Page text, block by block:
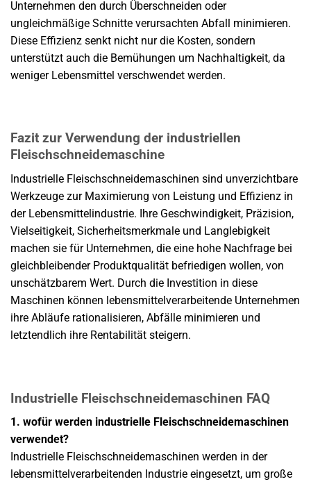
Unternehmen den durch Überschneiden oder
ungleichmäßige Schnitte verursachten Abfall minimieren.
Diese Effizienz senkt nicht nur die Kosten, sondern
unterstützt auch die Bemühungen um Nachhaltigkeit, da
weniger Lebensmittel verschwendet werden.
Fazit zur Verwendung der industriellen
Fleischschneidemaschine
Industrielle Fleischschneidemaschinen sind unverzichtbare
Werkzeuge zur Maximierung von Leistung und Effizienz in
der Lebensmittelindustrie. Ihre Geschwindigkeit, Präzision,
Vielseitigkeit, Sicherheitsmerkmale und Langlebigkeit
machen sie für Unternehmen, die eine hohe Nachfrage bei
gleichbleibender Produktqualität befriedigen wollen, von
unschätzbarem Wert. Durch die Investition in diese
Maschinen können lebensmittelverarbeitende Unternehmen
ihre Abläufe rationalisieren, Abfälle minimieren und
letztendlich ihre Rentabilität steigern.
Industrielle Fleischschneidemaschinen FAQ
1. wofür werden industrielle Fleischschneidemaschinen
verwendet?
Industrielle Fleischschneidemaschinen werden in der
lebensmittelverarbeitenden Industrie eingesetzt, um große